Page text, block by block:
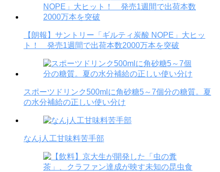
【朗報】サントリー「ギルティ炭酸 NOPE」大ヒッ
ト！ 発売1週間で出荷本数2000万本を突破
スポーツドリンク500mlに角砂糖5～7個分の糖質。夏
の水分補給の正しい使い分け
なんj人工甘味料苦手部